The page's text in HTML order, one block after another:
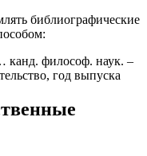
библиографические
философ. наук. –
год выпуска